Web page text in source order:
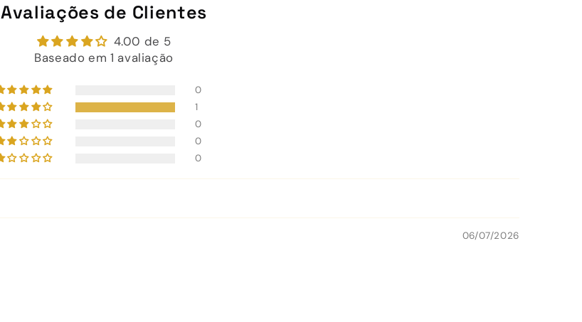
Avaliações de Clientes
4.00 de 5
Baseado em 1 avaliação
0
1
0
0
0
06/07/2026